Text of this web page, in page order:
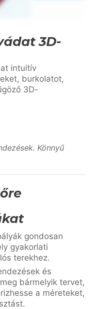
3D-
intuitív
burkolatot,
3D-
Könnyű
gondosan
gyakorlati
terekhez.
és
bármelyik tervet,
a méreteket,